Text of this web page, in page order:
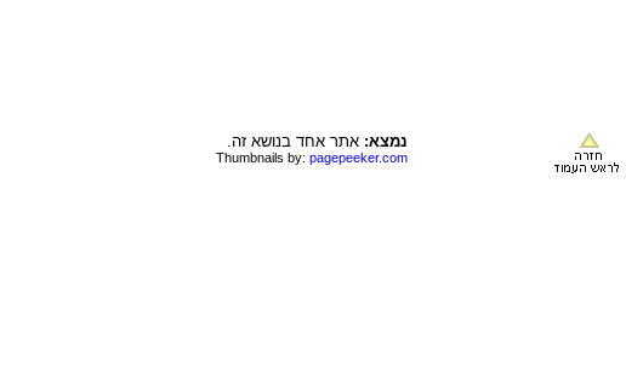
נמצא: אתר אחד בנושא זה.
Thumbnails by: pagepeeker.com